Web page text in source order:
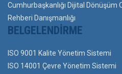
Cumhurbaşkanlığı Dijital Dönüşüm
Rehberi Danışmanlığı
BELGELENDIRME
ISO 9001 Kalite Yönetim Sistemi
ISO 14001 Çevre Yönetim Sistemi